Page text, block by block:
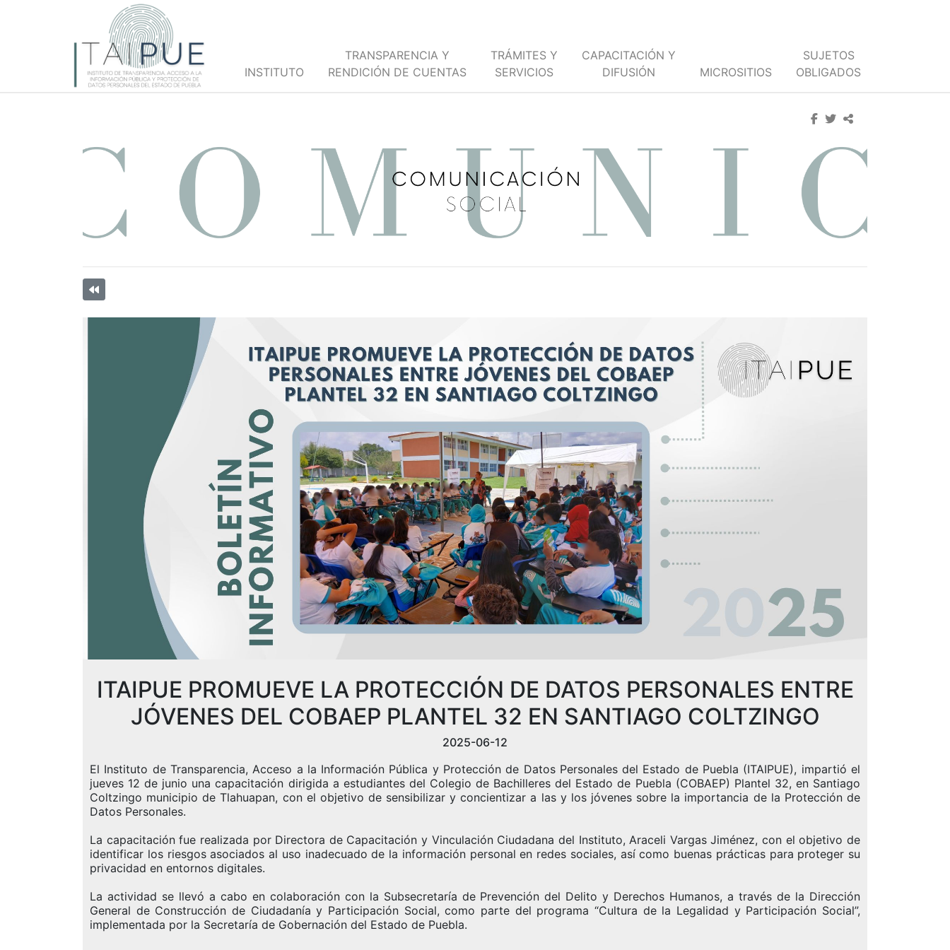
INSTITUTO
TRANSPARENCIA Y
RENDICIÓN DE CUENTAS
TRÁMITES Y
SERVICIOS
CAPACITACIÓN Y
DIFUSIÓN
MICROSITIOS
SUJETOS
OBLIGADOS
ITAIPUE PROMUEVE LA PROTECCIÓN DE DATOS PERSONALES ENTRE
JÓVENES DEL COBAEP PLANTEL 32 EN SANTIAGO COLTZINGO
2025-06-12
El Instituto de Transparencia, Acceso a la Información Pública y Protección de Datos Personales del Estado de Puebla (ITAIPUE), impartió el
jueves 12 de junio una capacitación dirigida a estudiantes del Colegio de Bachilleres del Estado de Puebla (COBAEP) Plantel 32, en Santiago
Coltzingo municipio de Tlahuapan, con el objetivo de sensibilizar y concientizar a las y los jóvenes sobre la importancia de la Protección de
Datos Personales.
La capacitación fue realizada por Directora de Capacitación y Vinculación Ciudadana del Instituto, Araceli Vargas Jiménez, con el objetivo de
identificar los riesgos asociados al uso inadecuado de la información personal en redes sociales, así como buenas prácticas para proteger su
privacidad en entornos digitales.
La actividad se llevó a cabo en colaboración con la Subsecretaría de Prevención del Delito y Derechos Humanos, a través de la Dirección
General de Construcción de Ciudadanía y Participación Social, como parte del programa “Cultura de la Legalidad y Participación Social”,
implementada por la Secretaría de Gobernación del Estado de Puebla.